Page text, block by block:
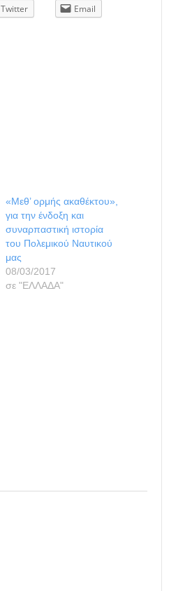
Twitter Email
«Μεθ’ ορμής ακαθέκτου»,
για την ένδοξη και
συναρπαστική ιστορία
του Πολεμικού Ναυτικού
μας
08/03/2017
σε "ΕΛΛΑΔΑ"